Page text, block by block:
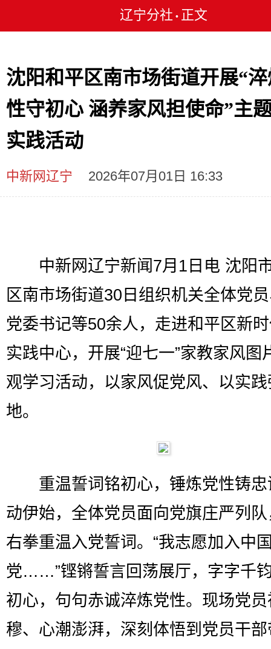
辽宁分社 • 正文
沈阳和平区南市场街道开展“
性守初心 涵养家风担使命”主
实践活动
中新网辽宁 2026年07月01日 16:33
中新网辽宁新闻7月1日电 沈阳
区南市场街道30日组织机关全体党
党委书记等50余人，走进和平区新
实践中心，开展“迎七一”家教家风图
观学习活动，以家风促党风、以实
地。
重温誓词铭初心，锤炼党性铸忠
动伊始，全体党员面向党旗庄严列
右拳重温入党誓词。“我志愿加入中
党……”铿锵誓言回荡展厅，字字千
初心，句句赤诚淬炼党性。现场党
穆、心潮澎湃，深刻体悟到党员干